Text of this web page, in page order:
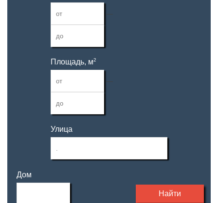
—
Площадь, м2
—
Улица
Дом
Найти